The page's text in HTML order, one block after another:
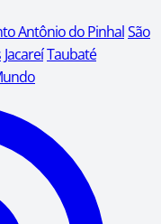
Antônio do PinhalSão
JacareíTaubaté